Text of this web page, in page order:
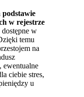
podstawie
w rejestrze
w
temu
na
ewentualne
ciebie stres,
u